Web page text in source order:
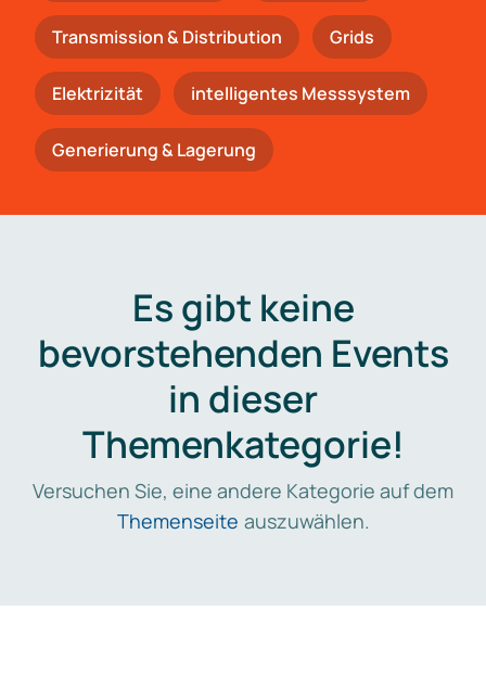
Trans­mis­si­on & Distribution Grids
Elektrizität intelligentes Messsystem
Generierung & Lagerung
Es gibt keine
bevorstehenden Events
in dieser
Themenkategorie!
Versuchen Sie, eine andere Kategorie auf dem
Themenseite auszuwählen.